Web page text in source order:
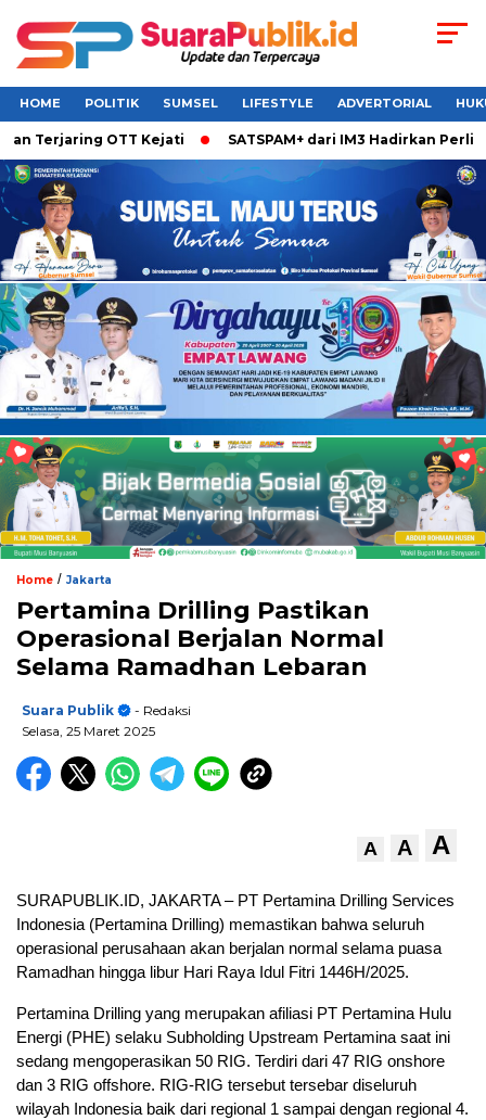
HOME POLITIK SUMSEL LIFESTYLE ADVERTORIAL
Terjaring OTT Kejati SATSPAM+ dari IM3 Hadirkan
Home / Jakarta
Pertamina Drilling Pastikan
Operasional Berjalan Normal
Selama Ramadhan Lebaran
Suara Publik
- Redaksi
Selasa, 25 Maret 2025
A A A
SURAPUBLIK.ID, JAKARTA – PT Pertamina Drilling Services
Indonesia (Pertamina Drilling) memastikan bahwa seluruh
operasional perusahaan akan berjalan normal selama puasa
Ramadhan hingga libur Hari Raya Idul Fitri 1446H/2025.
Pertamina Drilling yang merupakan afiliasi PT Pertamina Hulu
Energi (PHE) selaku Subholding Upstream Pertamina saat ini
sedang mengoperasikan 50 RIG. Terdiri dari 47 RIG onshore
dan 3 RIG offshore. RIG-RIG tersebut tersebar diseluruh
wilayah Indonesia baik dari regional 1 sampai dengan regional 4.